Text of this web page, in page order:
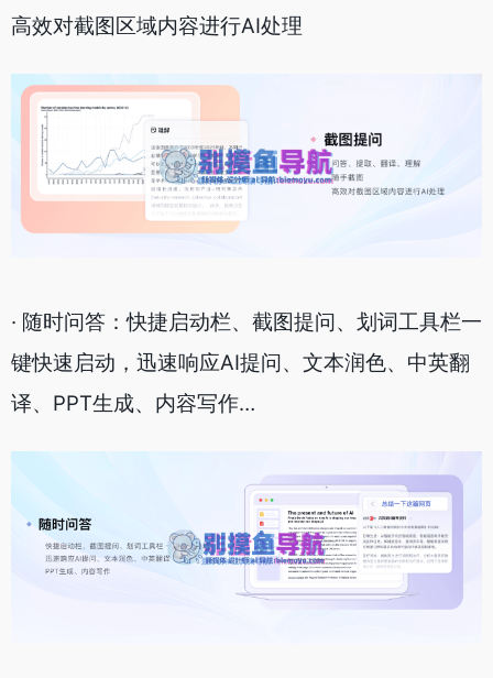
高效对截图区域内容进行AI处理
· 随时问答：快捷启动栏、截图提问、划词工具栏一
键快速启动，迅速响应AI提问、文本润色、中英翻
译、PPT生成、内容写作…